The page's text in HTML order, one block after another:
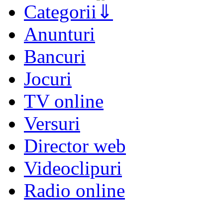
Categorii
Anunturi
Bancuri
Jocuri
TV online
Versuri
Director web
Videoclipuri
Radio online